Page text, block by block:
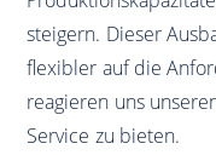
steigern. Dieser
flexibler auf die
reagieren uns
Service zu bieten.